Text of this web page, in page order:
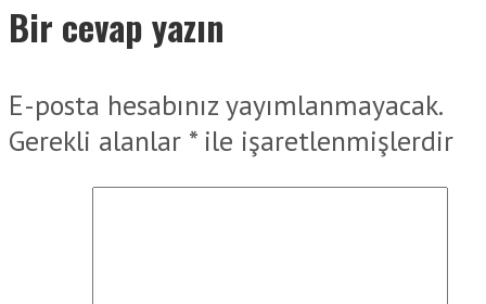
Bir cevap yazın
E-posta hesabınız yayımlanmayacak.
Gerekli alanlar *ile işaretlenmişlerdir